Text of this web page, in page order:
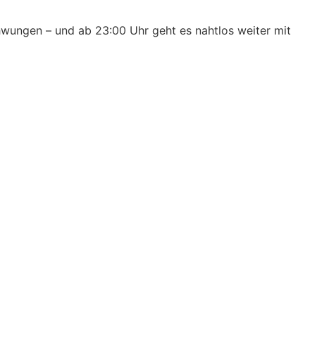
– und ab 23:00 Uhr geht es nahtlos weiter mit